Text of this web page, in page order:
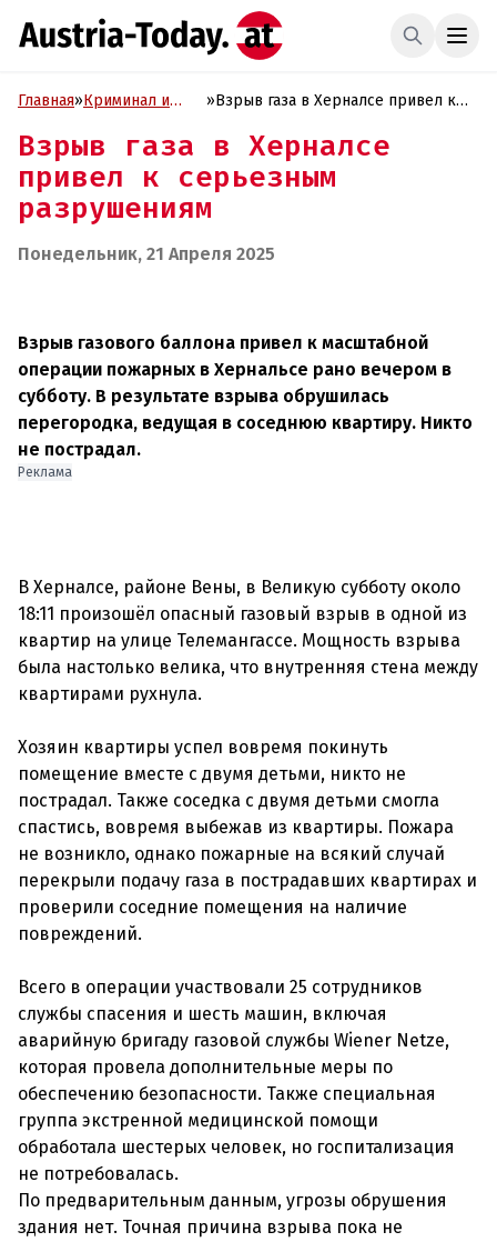
Главная»Криминал и
»Взрыв газа в Херналсе привел к
Взрыв газа в Херналсе
привел к серьезным
разрушениям
Понедельник, 21 Апреля 2025
Взрыв газового баллона привел к масштабной
операции пожарных в Хернальсе рано вечером в
субботу. В результате взрыва обрушилась
перегородка, ведущая в соседнюю квартиру. Никто
не пострадал.
Реклама
В Херналсе, районе Вены, в Великую субботу около
18:11 произошёл опасный газовый взрыв в одной из
квартир на улице Телемангассе. Мощность взрыва
была настолько велика, что внутренняя стена между
квартирами рухнула.
Хозяин квартиры успел вовремя покинуть
помещение вместе с двумя детьми, никто не
пострадал. Также соседка с двумя детьми смогла
спастись, вовремя выбежав из квартиры. Пожара
не возникло, однако пожарные на всякий случай
перекрыли подачу газа в пострадавших квартирах и
проверили соседние помещения на наличие
повреждений.
Всего в операции участвовали 25 сотрудников
службы спасения и шесть машин, включая
аварийную бригаду газовой службы Wiener Netze,
которая провела дополнительные меры по
обеспечению безопасности. Также специальная
группа экстренной медицинской помощи
обработала шестерых человек, но госпитализация
не потребовалась.
По предварительным данным, угрозы обрушения
здания нет. Точная причина взрыва пока не